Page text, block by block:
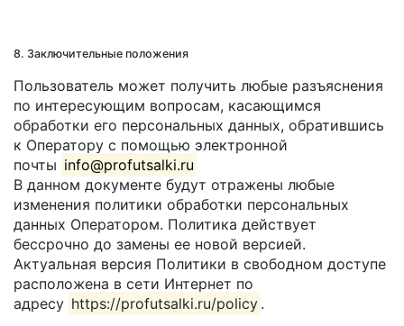
8. Заключительные положения
Пользователь может получить любые разъяснения
по интересующим вопросам, касающимся
обработки его персональных данных, обратившись
к Оператору с помощью электронной
почты info@profutsalki.ru
В данном документе будут отражены любые
изменения политики обработки персональных
данных Оператором. Политика действует
бессрочно до замены ее новой версией.
Актуальная версия Политики в свободном доступе
расположена в сети Интернет по
адресу https://profutsalki.ru/policy .